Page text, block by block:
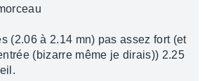
(2.06 à 2.14 mn) pas assez fort (et
(bizarre même je dirais)) 2.25